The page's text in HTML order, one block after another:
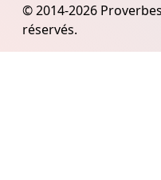
© 2014-2026
réservés.